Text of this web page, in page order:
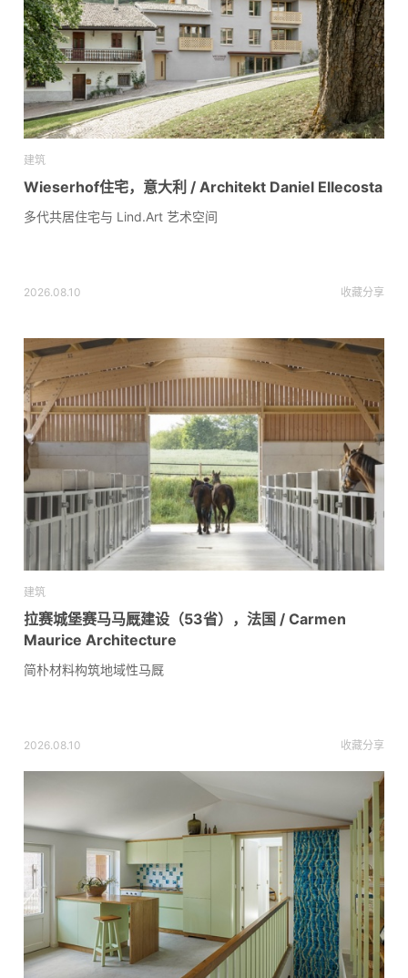
建筑
Wieserhof住宅，意大利 / Architekt Daniel Ellecosta
多代共居住宅与 Lind.Art 艺术空间
2026.08.10 收藏分享
建筑
拉赛城堡赛马马厩建设（53省），法国 / Carmen
Maurice Architecture
简朴材料构筑地域性马厩
2026.08.10 收藏分享